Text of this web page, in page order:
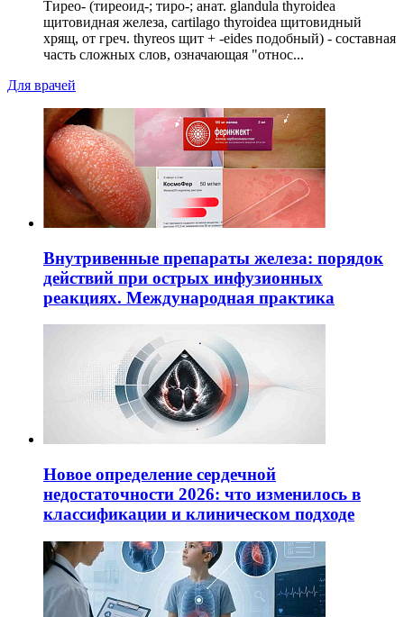
Тирео- (тиреоид-; тиро-; анат. glandula thyroidea
щитовидная железа, cartilago thyroidea щитовидный
хрящ, от греч. thyreos щит + -eides подобный) - составная
часть сложных слов, означающая "относ...
Для врачей
Внутривенные препараты железа: порядок
действий при острых инфузионных
реакциях. Международная практика
Новое определение сердечной
недостаточности 2026: что изменилось в
классификации и клиническом подходе